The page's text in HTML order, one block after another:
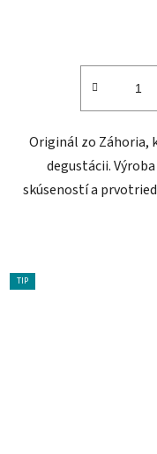
Originál zo Záhoria,
degustácii.
skúseností a
TIP